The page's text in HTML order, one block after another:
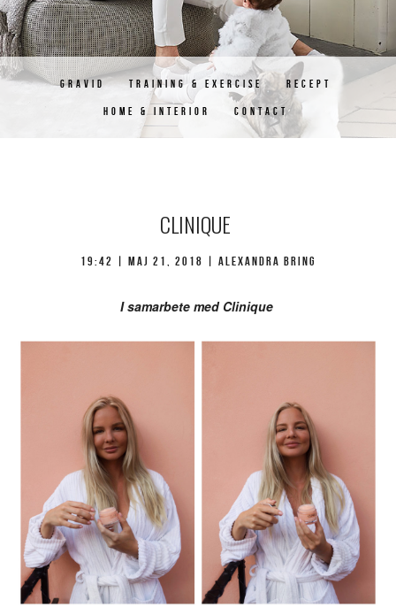
GRAVID TRAINING & EXERCISE RECEPT
HOME & INTERIOR CONTACT
CLINIQUE
19:42 | maj 21, 2018 | Alexandra Bring
I samarbete med Clinique